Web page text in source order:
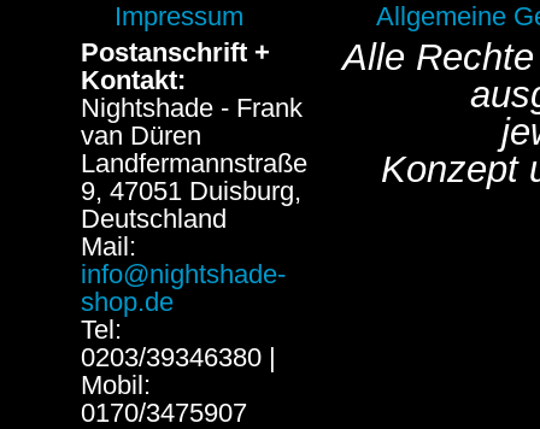
Impressum
Allgemeine
Postanschrift +
Kontakt:
Nightshade - Frank
van Düren
Landfermannstraße
9, 47051 Duisburg,
Deutschland
Mail:
info@nightshade-
shop.de
Tel:
0203/39346380 |
Mobil:
0170/3475907
Alle
Konzept